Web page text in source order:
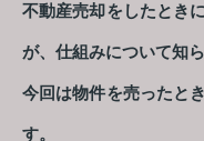
不動産売却をしたとき
が、仕組みについて知
今回は物件を売ったと
す。